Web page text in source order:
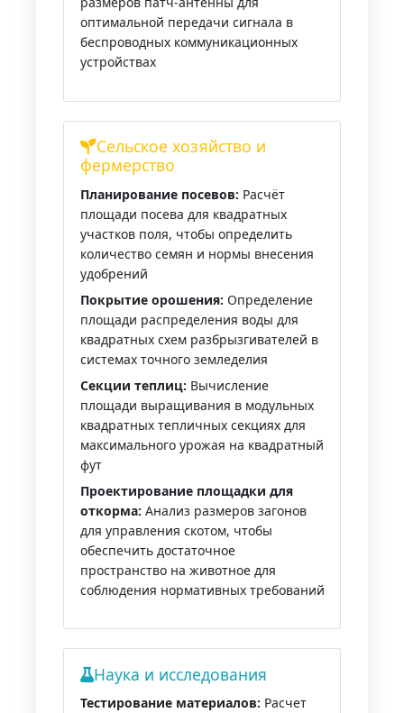
оптимальной передачи сигнала в
беспроводных коммуникационных
устройствах
Сельское хозяйство и
фермерство
Планирование посевов: Расчёт
площади посева для квадратных
участков поля, чтобы определить
количество семян и нормы внесения
удобрений
Покрытие орошения: Определение
площади распределения воды для
квадратных схем разбрызгивателей в
системах точного земледелия
Секции теплиц: Вычисление
площади выращивания в модульных
квадратных тепличных секциях для
максимального урожая на квадратный
фут
Проектирование площадки для
откорма: Анализ размеров загонов
для управления скотом, чтобы
обеспечить достаточное
пространство на животное для
соблюдения нормативных требований
Наука и исследования
Тестирование материалов: Расчет